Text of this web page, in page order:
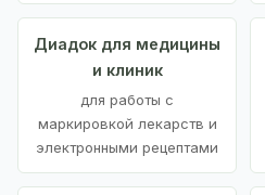
Диадок для медицины
и клиник
для работы с
маркировкой лекарств и
электронными рецептами